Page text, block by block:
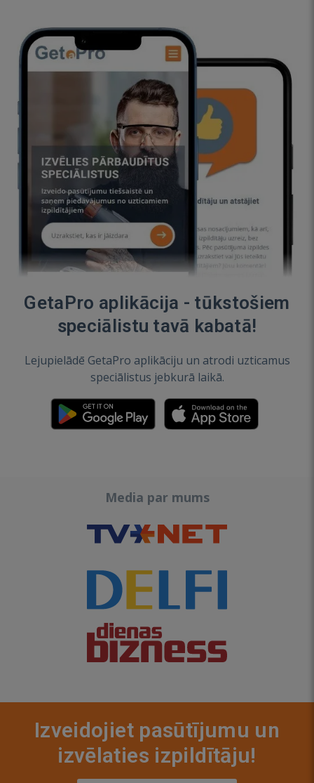
GetaPro aplikācija - tūkstošiem
speciālistu tavā kabatā!
Lejupielādē GetaPro aplikāciju un atrodi uzticamus
speciālistus jebkurā laikā.
Media par mums
Izveidojiet pasūtījumu un
izvēlaties izpildītāju!